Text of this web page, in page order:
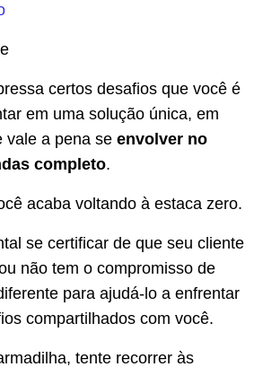
certos desafios que você é
em uma solução única, em
vale a pena se envolver no
completo.
acaba voltando à estaca zero.
se certificar de que seu cliente
não tem o compromisso de
para ajudá-lo a enfrentar
compartilhados com você.
tente recorrer às